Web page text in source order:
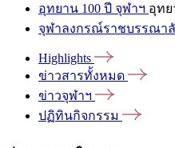
อุทยาน 100 ปี จุฬาฯ อุทย
จุฬาลงกรณ์ราชบรรณา
Highlights
ข่าวสารทั้งหมด
ข่าวจุฬาฯ
ปฏิทินกิจกรรม